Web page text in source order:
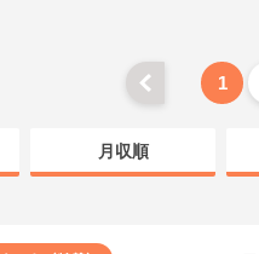
1
月収順